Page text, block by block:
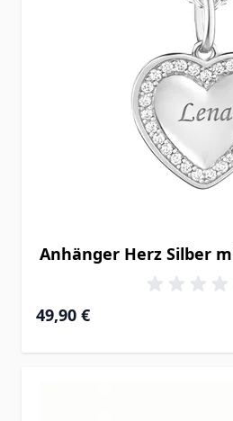
Anhänger Herz Silber
49,90 €